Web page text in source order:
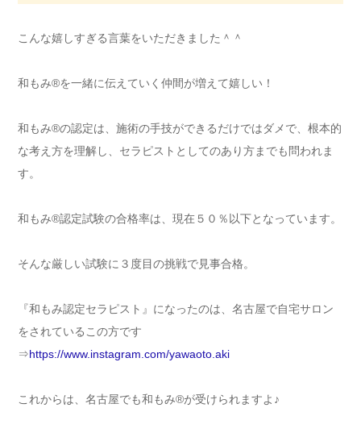
こんな嬉しすぎる言葉をいただきました＾＾
和もみ®を一緒に伝えていく仲間が増えて嬉しい！
和もみ®の認定は、施術の手技ができるだけではダメで、根本的
な考え方を理解し、セラピストとしてのあり方までも問われま
す。
和もみ®認定試験の合格率は、現在５０％以下となっています。
そんな厳しい試験に３度目の挑戦で見事合格。
『和もみ認定セラピスト』になったのは、名古屋で自宅サロン
をされているこの方です
⇒https://www.instagram.com/yawaoto.aki
これからは、名古屋でも和もみ®が受けられますよ♪